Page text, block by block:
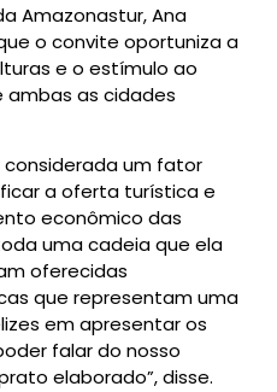
Amazonastur, Ana
o convite oportuniza a
e o estímulo ao
as cidades
considerada um fator
a oferta turística e
econômico das
uma cadeia que ela
oferecidas
que representam uma
em apresentar os
falar do nosso
elaborado”, disse.